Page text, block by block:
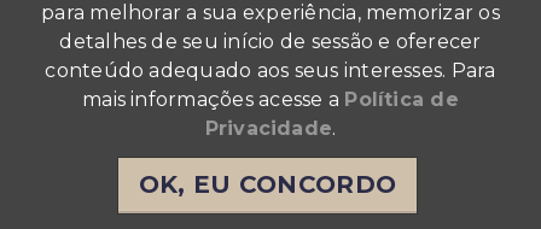
para melhorar a sua experiência, memorizar os
detalhes de seu início de sessão e oferecer
conteúdo adequado aos seus interesses. Para
mais informações acesse a Política de
Privacidade.
OK, EU CONCORDO
Site de fãs (fã-clube).
Todo conteúdo multimídia foi utilizado para fins de
divulgação.
Agradecimentos a Masami Kurumada, Shueisha, Akita
direitos reservados a estas empresas.